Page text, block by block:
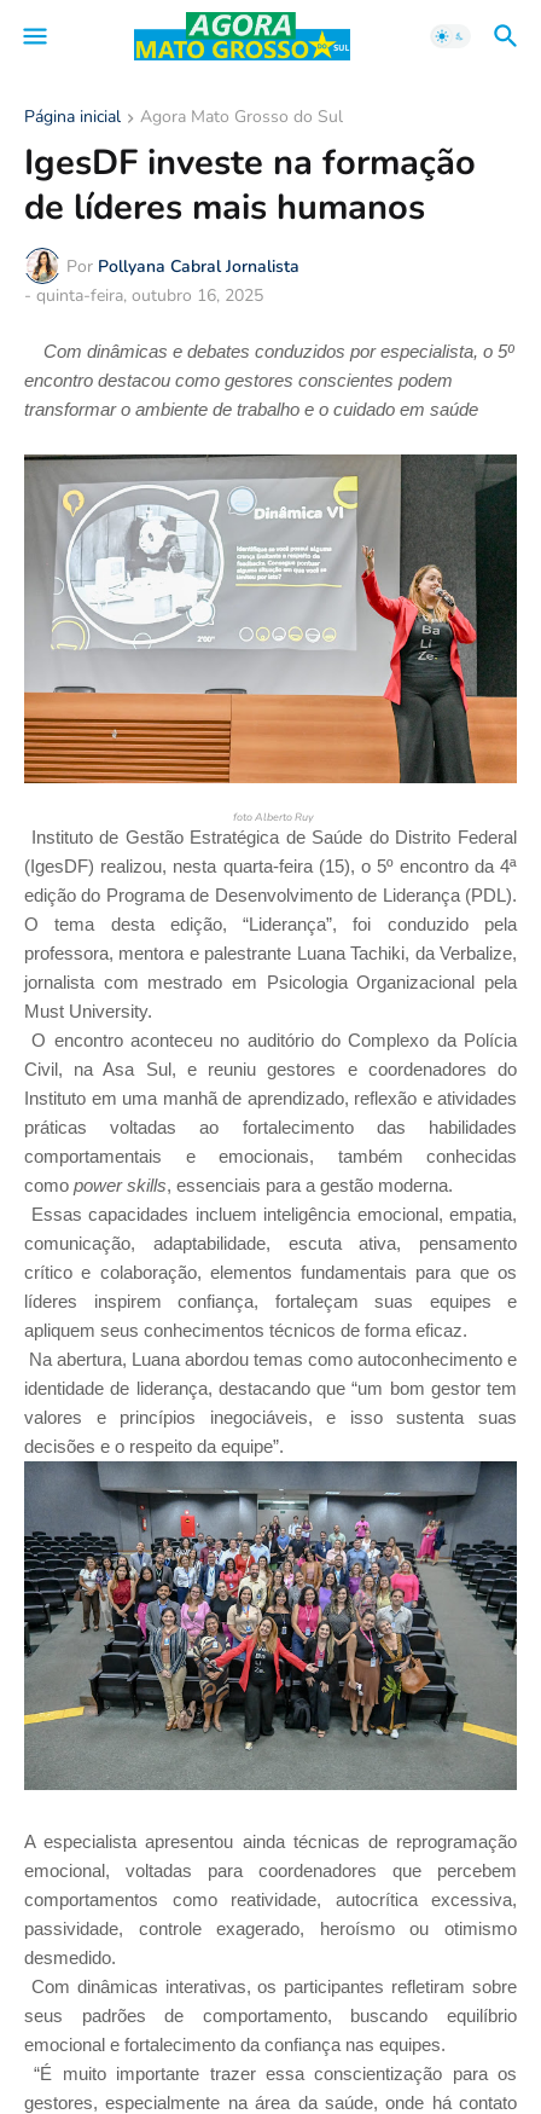
Página inicial Agora Mato Grosso do Sul
IgesDF investe na formação
de líderes mais humanos
Por Pollyana Cabral Jornalista
- quinta-feira, outubro 16, 2025
Com dinâmicas e debates conduzidos por especialista, o 5º
encontro destacou como gestores conscientes podem
transformar o ambiente de trabalho e o cuidado em saúde
foto Alberto Ruy
Instituto de Gestão Estratégica de Saúde do Distrito Federal
(IgesDF) realizou, nesta quarta-feira (15), o 5º encontro da 4ª
edição do Programa de Desenvolvimento de Liderança (PDL).
O tema desta edição, “Liderança”, foi conduzido pela
professora, mentora e palestrante Luana Tachiki, da Verbalize,
jornalista com mestrado em Psicologia Organizacional pela
Must University.
O encontro aconteceu no auditório do Complexo da Polícia
Civil, na Asa Sul, e reuniu gestores e coordenadores do
Instituto em uma manhã de aprendizado, reflexão e atividades
práticas voltadas ao fortalecimento das habilidades
comportamentais e emocionais, também conhecidas
como power skills, essenciais para a gestão moderna.
Essas capacidades incluem inteligência emocional, empatia,
comunicação, adaptabilidade, escuta ativa, pensamento
crítico e colaboração, elementos fundamentais para que os
líderes inspirem confiança, fortaleçam suas equipes e
apliquem seus conhecimentos técnicos de forma eficaz.
Na abertura, Luana abordou temas como autoconhecimento e
identidade de liderança, destacando que “um bom gestor tem
valores e princípios inegociáveis, e isso sustenta suas
decisões e o respeito da equipe”.
A especialista apresentou ainda técnicas de reprogramação
emocional, voltadas para coordenadores que percebem
comportamentos como reatividade, autocrítica excessiva,
passividade, controle exagerado, heroísmo ou otimismo
desmedido.
Com dinâmicas interativas, os participantes refletiram sobre
seus padrões de comportamento, buscando equilíbrio
emocional e fortalecimento da confiança nas equipes.
“É muito importante trazer essa conscientização para os
gestores, especialmente na área da saúde, onde há contato